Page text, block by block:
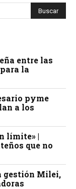
entre las
la
pyme
a los
límite» |
que no
gestión Milei,